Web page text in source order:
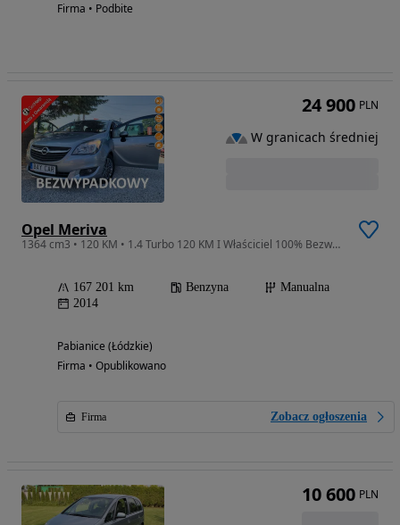
Firma • Podbite
Opel Meriva
1364 cm3 • 120 KM • 1.4 Turbo 120 KM I Właściciel 100% Bezwypadek Przebieg Zapraszamy !!!
167 201 km Benzyna
Manualna
2014
Pabianice (Łódzkie)
Firma • Opublikowano
Firma Zobacz ogłoszenia
24 900 PLN
W granicach średniej
10 600 PLN